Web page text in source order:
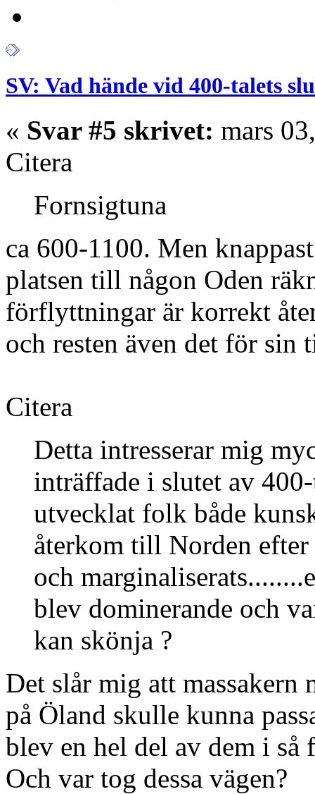
SV: Vad hände vid 400-talets
« Svar #5 skrivet: mars
Citera
Fornsigtuna
ca 600-1100. Men
platsen till någon Oden
förflyttningar är korrekt
och resten även det för
Citera
Detta intresserar mig
inträffade i slutet av
utvecklat folk både
återkom till Norden
och
blev dominerande och
kan skönja ?
Det slår mig att
på Öland skulle kunna
blev en hel del av dem i så
Och var tog dessa vägen?